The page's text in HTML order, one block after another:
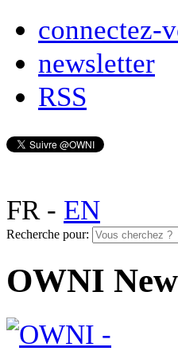
connectez-
newsletter
RSS
FR- EN
Recherche pour:
OWNI